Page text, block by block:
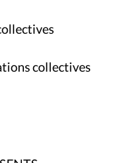
collectives